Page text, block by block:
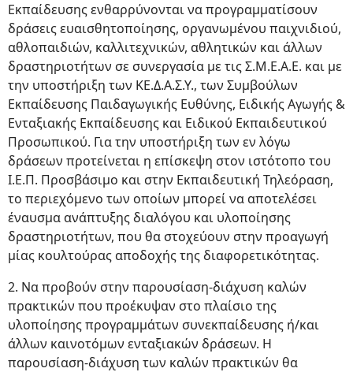
Εκπαίδευσης ενθαρρύνονται να προγραμματίσουν
δράσεις ευαισθητοποίησης, οργανωμένου παιχνιδιού,
αθλοπαιδιών, καλλιτεχνικών, αθλητικών και άλλων
δραστηριοτήτων σε συνεργασία με τις Σ.Μ.Ε.Α.Ε. και με
την υποστήριξη των ΚΕ.Δ.Α.Σ.Υ., των Συμβούλων
Εκπαίδευσης Παιδαγωγικής Ευθύνης, Ειδικής Αγωγής &
Ενταξιακής Εκπαίδευσης και Ειδικού Εκπαιδευτικού
Προσωπικού. Για την υποστήριξη των εν λόγω
δράσεων προτείνεται η επίσκεψη στον ιστότοπο του
Ι.Ε.Π. Προσβάσιμο και στην Εκπαιδευτική Τηλεόραση,
το περιεχόμενο των οποίων μπορεί να αποτελέσει
έναυσμα ανάπτυξης διαλόγου και υλοποίησης
δραστηριοτήτων, που θα στοχεύουν στην προαγωγή
μίας κουλτούρας αποδοχής της διαφορετικότητας.
2. Να προβούν στην παρουσίαση-διάχυση καλών
πρακτικών που προέκυψαν στο πλαίσιο της
υλοποίησης προγραμμάτων συνεκπαίδευσης ή/και
άλλων καινοτόμων ενταξιακών δράσεων. Η
παρουσίαση-διάχυση των καλών πρακτικών θα